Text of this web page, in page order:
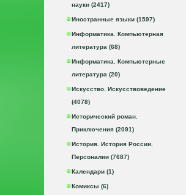
науки (2417)
Иностранные языки (1597)
Информатика. Компьютерная
литература (68)
Информатика. Компьютерные
литература (20)
Искусство. Искусствоведение
(4078)
Исторический роман.
Приключения (2091)
История. История России.
Персоналии (7687)
Календари (1)
Комиксы (6)